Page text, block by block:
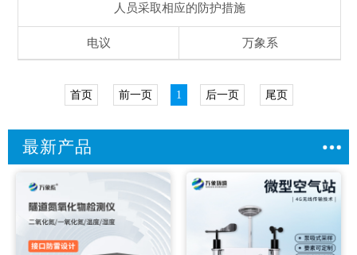
人员采取相应的防护措施
电议 万象系
首页 前一页 1 后一页 尾页
最新产品